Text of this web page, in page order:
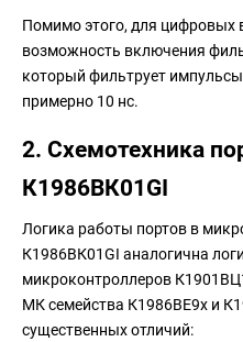
Помимо этого, для цифровых
возможность включения
который фильтрует
примерно 10 нс.
2. Схемотехника
К1986ВК01GI
Логика работы портов в
К1986ВК01GI аналогична
микроконтроллеров
МК семейства К1986ВЕ9x и
существенных отличий: